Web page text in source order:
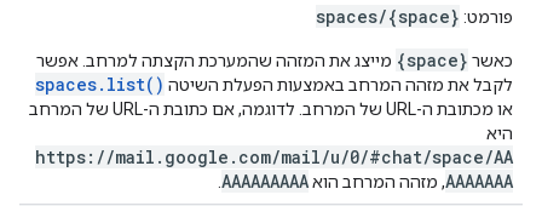
פורמט: spaces/{space}
כאשר {space} מייצג את המזהה שהמערכת הקצתה למרחב. אפשר
לקבל את מזהה המרחב באמצעות הפעלת השיטה spaces.list()
או מכתובת ה-URL של המרחב. לדוגמה, אם כתובת ה-URL של המרחב
היא
https://mail.google.com/mail/u/0/#chat/space/AA
AAAAAAA, מזהה המרחב הואAAAAAAAAA